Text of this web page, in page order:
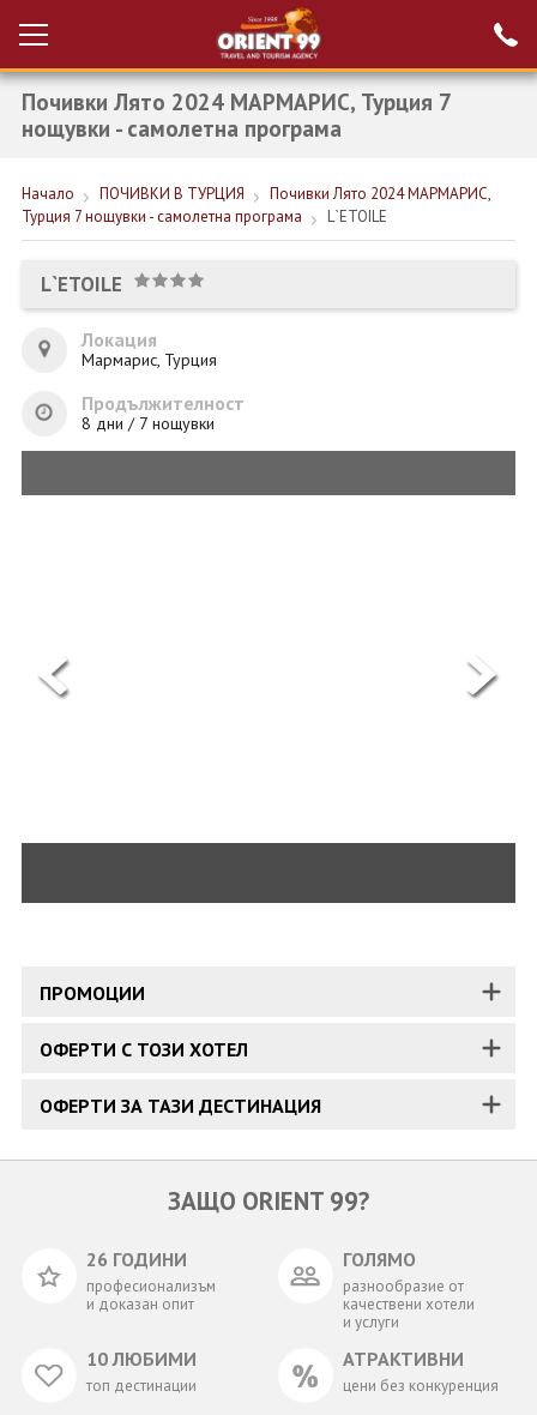
Вход за агенти
Проверка на
резервация
НОВА ГОДИНА ТУРЦИЯ
НОВА ГОДИНА
КРУИЗИ
ЕКЗОТИКА
Почивки Лято 2024 МАРМАРИС, Турция 7
нощувки - самолетна програма
Начало ПОЧИВКИ В ТУРЦИЯ
Почивки Лято 2024 МАРМАРИС,
Турция 7 нощувки - самолетна програма
L`ETOILE
L`ETOILE
Локация
Мармарис, Турция
Продължителност
8 дни / 7 нощувки
ПРОМОЦИИ
ОФЕРТИ С ТОЗИ ХОТЕЛ
ОФЕРТИ ЗА ТАЗИ ДЕСТИНАЦИЯ
ЗАЩО ORIENT 99?
26 ГОДИНИ
професионализъм
и доказан опит
ГОЛЯМО
разнообразие от
качествени хотели
и услуги
10 ЛЮБИМИ
топ дестинации
АТРАКТИВНИ
цени без конкуренция